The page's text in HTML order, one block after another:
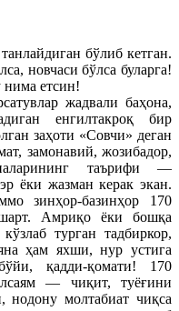
бўлиб кетган.
новчаси бўлса буларга!
нима етсин!
жадвали баҳона,
енгилтакроқ бир
заҳоти «Совчи» деган
замонавий, жозибадор,
таърифи —
ёки жазман керак экан.
зинҳор-базинҳор 170
Амриқо ёки бошқа
турган тадбиркор,
ҳам яхши, нур устига
қадди-қомати! 170
— чиқит, туёғини
нодону молтабиат чиқса